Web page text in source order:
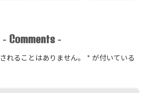
- Comments -
れることはありません。 * が付いている